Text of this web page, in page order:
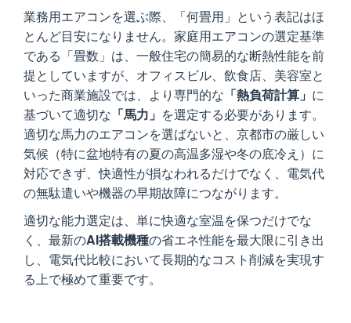
業務用エアコンを選ぶ際、「何畳用」という表記はほ
とんど目安になりません。家庭用エアコンの選定基準
である「畳数」は、一般住宅の簡易的な断熱性能を前
提としていますが、オフィスビル、飲食店、美容室と
いった商業施設では、より専門的な 「熱負荷計算」 に
基づいて適切な 「馬力」 を選定する必要があります。
適切な馬力のエアコンを選ばないと、京都市の厳しい
気候（特に盆地特有の夏の高温多湿や冬の底冷え）に
対応できず、快適性が損なわれるだけでなく、電気代
の無駄遣いや機器の早期故障につながります。
適切な能力選定は、単に快適な室温を保つだけでな
く、最新のAI搭載機種の省エネ性能を最大限に引き出
し、電気代比較において長期的なコスト削減を実現す
る上で極めて重要です。